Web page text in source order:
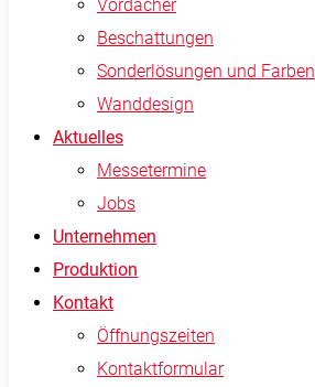
Vordächer
Beschattungen
Sonderlösungen und Farben
Wanddesign
Aktuelles
Messetermine
Jobs
Unternehmen
Produktion
Kontakt
Öffnungszeiten
Kontaktformular